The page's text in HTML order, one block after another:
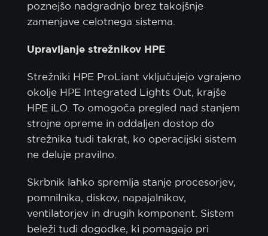
poznejšo nadgradnjo brez takojšnje
zamenjave celotnega sistema.
Upravljanje strežnikov HPE
Strežniki HPE ProLiant vključujejo vgrajeno
okolje HPE Integrated Lights Out, krajše
HPE iLO. To omogoča pregled nad stanjem
strojne opreme in oddaljen dostop do
strežnika tudi takrat, ko operacijski sistem
ne deluje pravilno.
Skrbnik lahko spremlja stanje procesorjev,
pomnilnika, diskov, napajalnikov,
ventilatorjev in drugih komponent. Sistem
beleži tudi dogodke, ki pomagajo pri